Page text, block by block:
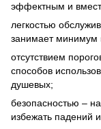
эффектным и
легкостью
занимает минимум
отсутствием
способов
душевых;
безопасностью –
избежать падений